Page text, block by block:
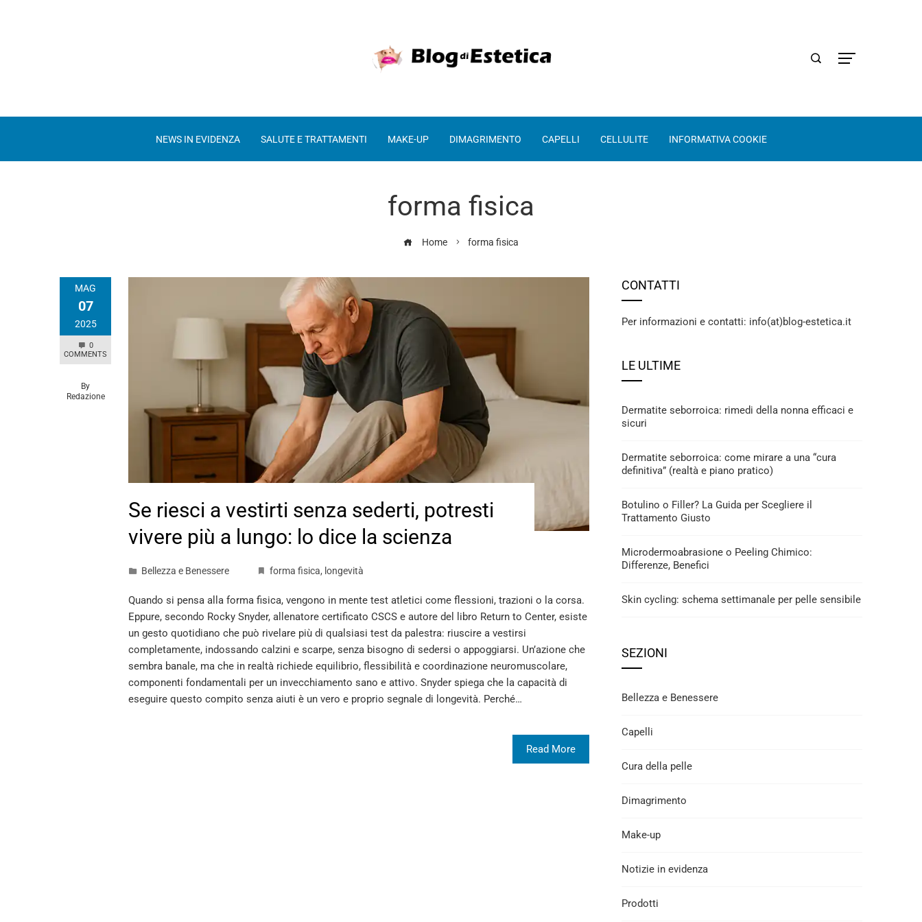
NEWS IN EVIDENZA SALUTE E TRATTAMENTI MAKE-UP DIMAGRIMENTO CAPELLI CELLULITE INFORMATIVA COOKIE
forma fisica
Home forma fisica
MAG
07
2025
0
COMMENTS
By
Redazione
Se riesci a vestirti senza sederti, potresti
vivere più a lungo: lo dice la scienza
Bellezza e Benessere forma fisica, longevità
Quando si pensa alla forma fisica, vengono in mente test atletici come flessioni, trazioni o la corsa.
Eppure, secondo Rocky Snyder, allenatore certificato CSCS e autore del libro Return to Center, esiste
un gesto quotidiano che può rivelare più di qualsiasi test da palestra: riuscire a vestirsi
completamente, indossando calzini e scarpe, senza bisogno di sedersi o appoggiarsi. Un’azione che
sembra banale, ma che in realtà richiede equilibrio, flessibilità e coordinazione neuromuscolare,
componenti fondamentali per un invecchiamento sano e attivo. Snyder spiega che la capacità di
eseguire questo compito senza aiuti è un vero e proprio segnale di longevità. Perché…
Read More
CONTATTI
Per informazioni e contatti: info(at)blog-estetica.it
LE ULTIME
Dermatite seborroica: rimedi della nonna efficaci e
sicuri
Dermatite seborroica: come mirare a una “cura
definitiva” (realtà e piano pratico)
Botulino o Filler? La Guida per Scegliere il
Trattamento Giusto
Microdermoabrasione o Peeling Chimico:
Differenze, Benefici
Skin cycling: schema settimanale per pelle sensibile
SEZIONI
Bellezza e Benessere
Capelli
Cura della pelle
Dimagrimento
Make-up
Notizie in evidenza
Prodotti